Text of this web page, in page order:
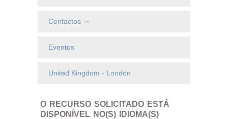
Contactos
Eventos
United Kingdom - London
O RECURSO SOLICITADO ESTÁ
DISPONÍVEL NO(S) IDIOMA(S)